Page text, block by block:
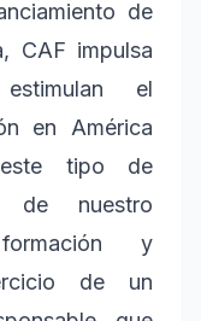
de
CAF impulsa
el
en América
tipo de
de nuestro
y
de un